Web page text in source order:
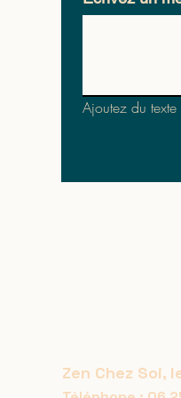
Ajoutez du texte
Zen Chez Soi, l